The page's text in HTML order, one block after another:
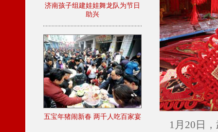
济南孩子组建娃娃舞龙队为节日
助兴
五宝年猪闹新春 两千人吃百家宴
1月20日，